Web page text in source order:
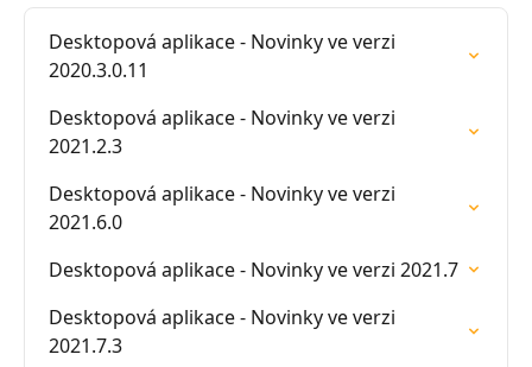
Desktopová aplikace - Novinky ve verzi
2020.3.0.11
Desktopová aplikace - Novinky ve verzi
2021.2.3
Desktopová aplikace - Novinky ve verzi
2021.6.0
Desktopová aplikace - Novinky ve verzi 2021.7
Desktopová aplikace - Novinky ve verzi
2021.7.3